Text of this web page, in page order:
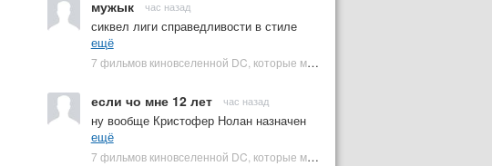
мужык час назад
сиквел лиги справедливости в стиле
ещё
7 фильмов киновселенной DC, которые может снять Зак Снайдер | Plugged In Ru
если чо мне 12 лет час назад
ну вообще Кристофер Нолан назначен
ещё
7 фильмов киновселенной DC, которые может снять Зак Снайдер | Plugged In Ru